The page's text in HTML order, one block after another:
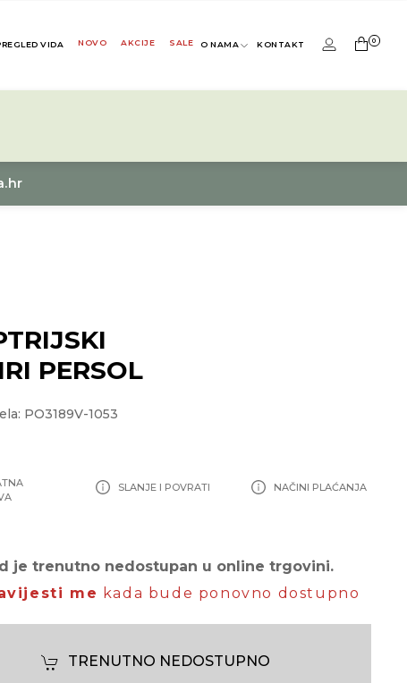
VIDA NOVO AKCIJE SALE O NAMA KONTAKT 0
PERSOL
PO3189V-1053
SLANJE I POVRATI NAČINI PLAĆANJA
je trenutno nedostupan u online trgovini.
me kada bude ponovno dostupno
TRENUTNO NEDOSTUPNO